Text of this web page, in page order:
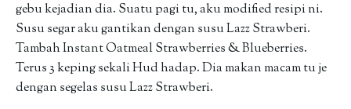
gebu kejadian dia. Suatu pagi tu, aku modified resipi ni.
Susu segar aku gantikan dengan susu Lazz Strawberi.
Tambah Instant Oatmeal Strawberries & Blueberries.
Terus 3 keping sekali Hud hadap. Dia makan macam tu je
dengan segelas susu Lazz Strawberi.